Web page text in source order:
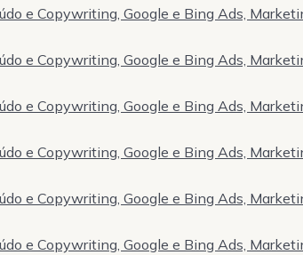
e Copywriting, Google e Bing Ads,
e Copywriting, Google e Bing Ads,
e Copywriting, Google e Bing Ads,
e Copywriting, Google e Bing Ads,
e Copywriting, Google e Bing Ads,
e Copywriting, Google e Bing Ads,